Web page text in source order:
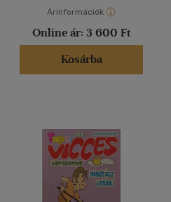
Árinformációk
Online ár: 3 600 Ft
Kosárba